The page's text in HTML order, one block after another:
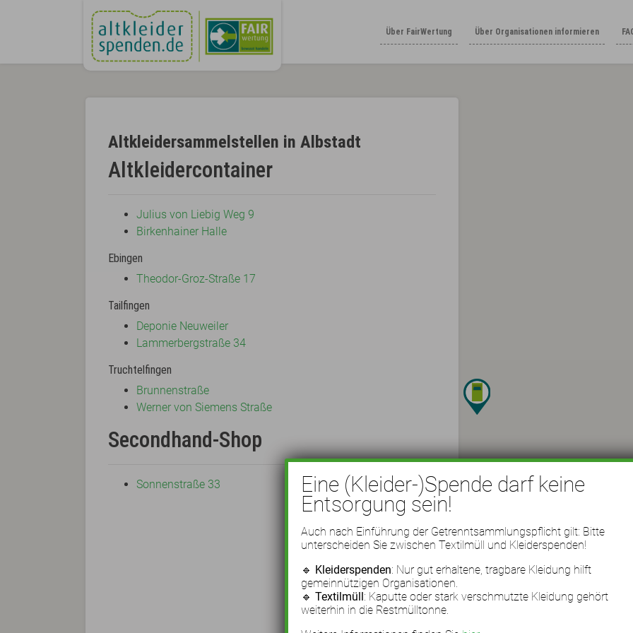
Über FairWertung Über Organisationen informieren
Altkleidersammelstellen in Albstadt
Altkleidercontainer
Julius von Liebig Weg 9
Birkenhainer Halle
Ebingen
Theodor-Groz-Straße 17
Tailfingen
Deponie Neuweiler
Lammerbergstraße 34
Truchtelfingen
Brunnenstraße
Werner von Siemens Straße
Secondhand-Shop
Sonnenstraße 33
Eine (Kleider-)Spende darf keine
Entsorgung sein!
Auch nach Einführung der Getrenntsammlungspflicht gilt: Bitte
unterscheiden Sie zwischen Textilmüll und Kleiderspenden!
🔹 Kleiderspenden: Nur gut erhaltene, tragbare Kleidung hilft
gemeinnützigen Organisationen.
🔹Textilmüll: Kaputte oder stark verschmutzte Kleidung gehört
weiterhin in die Restmülltonne.